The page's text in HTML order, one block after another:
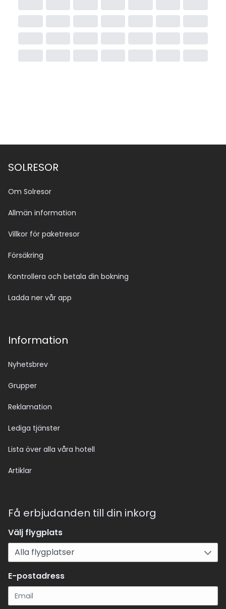
SOLRESOR
Om Solresor
Allmän information
Villkor för paketresor
Försäkring
Kontrollera och betala din bokning
Ladda ner vår app
Information
Nyhetsbrev
Grupper
Reklamation
Lediga tjänster
Lista över alla våra hotell
Artiklar
Få erbjudanden till din inkorg
Välj flygplats
E-postadress